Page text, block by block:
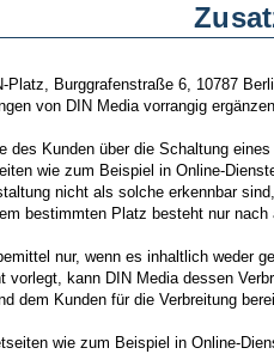
Burggrafenstraße 6, 10787
von DIN Media vorrangig
Kunden über die Schaltung
wie zum Beispiel in Online-
nicht als solche erkennbar
bestimmten Platz besteht nur
nur, wenn es inhaltlich weder
vorlegt, kann DIN Media dessen
dem Kunden für die Verbreitung
wie zum Beispiel in Online-